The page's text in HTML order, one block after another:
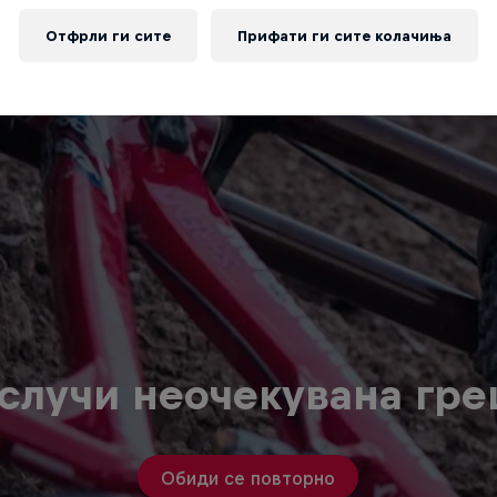
неочекувана
Обиди се повторно
Отфрли ги сите Прифати ги сите колачиња